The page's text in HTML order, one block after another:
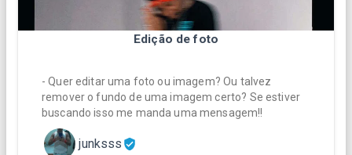
Edição de foto
- Quer editar uma foto ou imagem? Ou talvez
remover o fundo de uma imagem certo? Se estiver
buscando isso me manda uma mensagem!!
junksss